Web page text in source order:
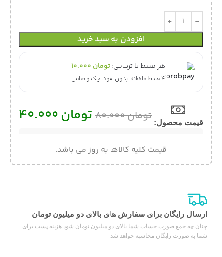
افزودن به سبد خرید
هر قسط با ترب‌پی:تومان
۴ قسط ماهانه. بدون سود، چک و ضامن.
قیمت محصول:​ تومان80.000 تومان
قیمت کلیه کالاها به روز می باشد.
ارسال رایگان برای سفارش های بالای دو میلیون تومان
چنان چه جمع صورت حساب شما بالای دو میلیون تومان شود هزینه پست برای
شما به صورت رایگان محاسبه خواهد شد.